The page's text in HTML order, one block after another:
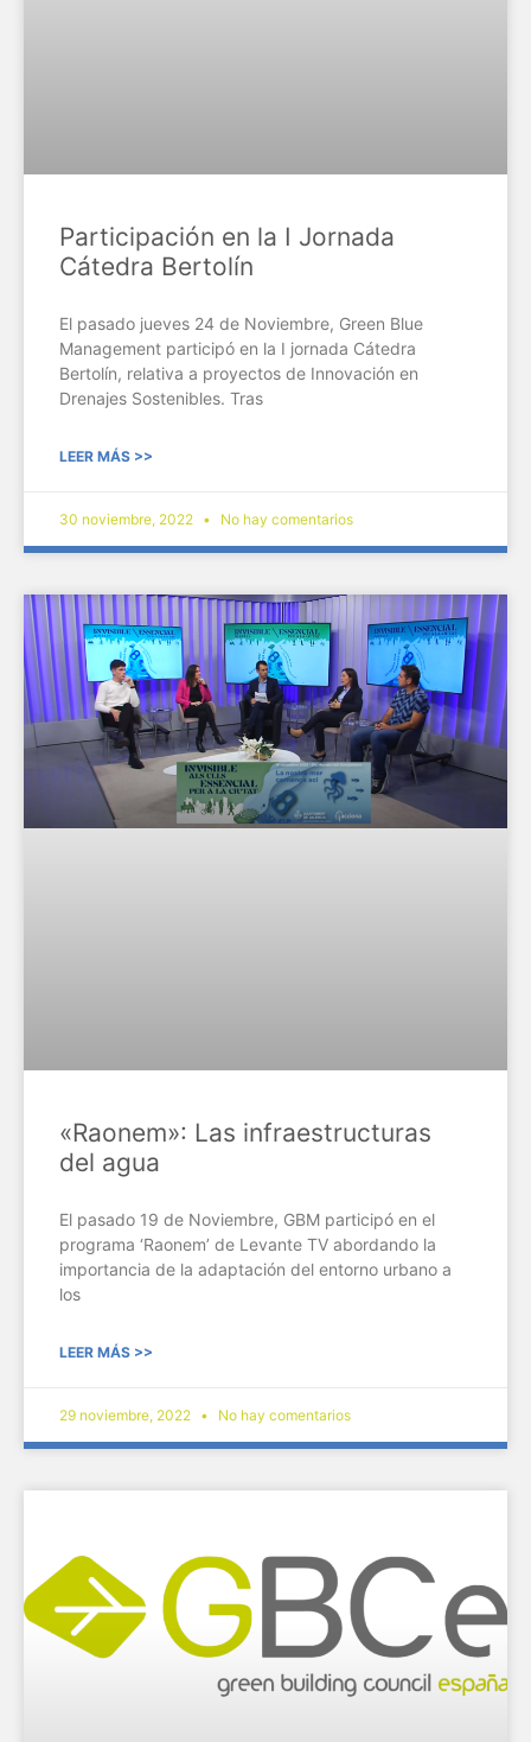
Participación en la I Jornada
Cátedra Bertolín
El pasado jueves 24 de Noviembre, Green Blue
Management participó en la I jornada Cátedra
Bertolín, relativa a proyectos de Innovación en
Drenajes Sostenibles. Tras
LEER MÁS >>
30 noviembre, 2022 No hay comentarios
«Raonem»: Las infraestructuras
del agua
El pasado 19 de Noviembre, GBM participó en el
programa ‘Raonem’ de Levante TV abordando la
importancia de la adaptación del entorno urbano a
los
LEER MÁS >>
29 noviembre, 2022 No hay comentarios